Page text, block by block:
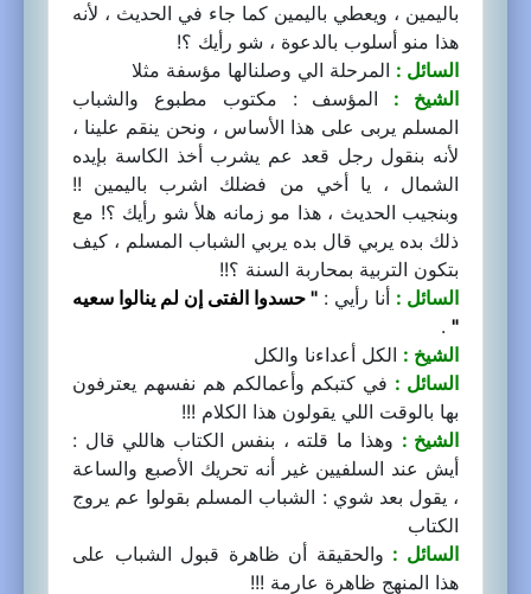
باليمين ، ويعطي باليمين كما جاء في الحديث ، لأنه
هذا منو أسلوب بالدعوة ، شو رأيك ؟!
السائل : المرحلة الي وصلنالها مؤسفة مثلا
الشيخ : المؤسف : مكتوب مطبوع والشباب
المسلم يربى على هذا الأساس ، ونحن ينقم علينا ،
لأنه بنقول رجل قعد عم يشرب أخذ الكاسة بإيده
الشمال ، يا أخي من فضلك اشرب باليمين !!
وبنجيب الحديث ، هذا مو زمانه هلأ شو رأيك ؟! مع
ذلك بده يربي قال بده يربي الشباب المسلم ، كيف
بتكون التربية بمحاربة السنة ؟!!
السائل : أنا رأيي : " حسدوا الفتى إن لم ينالوا سعيه
"
.
الشيخ : الكل أعداءنا والكل
السائل : في كتبكم وأعمالكم هم نفسهم يعترفون
بها بالوقت اللي يقولون هذا الكلام !!!
الشيخ : وهذا ما قلته ، بنفس الكتاب هاللي قال :
أيش عند السلفيين غير أنه تحريك الأصبع والساعة
، يقول بعد شوي : الشباب المسلم بقولوا عم يروج
الكتاب
السائل : والحقيقة أن ظاهرة قبول الشباب على
هذا المنهج ظاهرة عارمة !!!